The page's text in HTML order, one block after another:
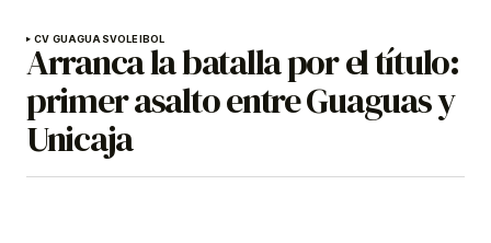
CV GUAGUASVOLEIBOL
Arranca la batalla por el título:
primer asalto entre Guaguas y
Unicaja